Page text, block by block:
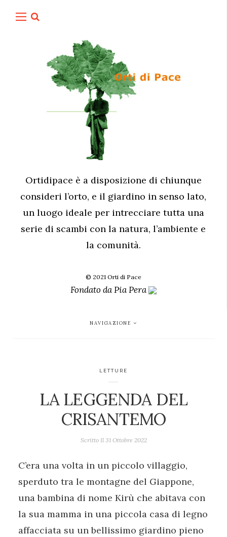
Ortidipace è a disposizione di chiunque
consideri l’orto, e il giardino in senso lato,
un luogo ideale per intrecciare tutta una
serie di scambi con la natura, l’ambiente e
la comunità.
© 2021 Orti di Pace
Fondato daPia Pera
NAVIGAZIONE
LETTURE
LA LEGGENDA DEL
CRISANTEMO
Scritto Il 31 Ottobre 2022
C’era una volta in un piccolo villaggio,
sperduto tra le montagne del Giappone,
una bambina di nome Kirù che abitava con
la sua mamma in una piccola casa di legno
affacciata su un bellissimo giardino pieno